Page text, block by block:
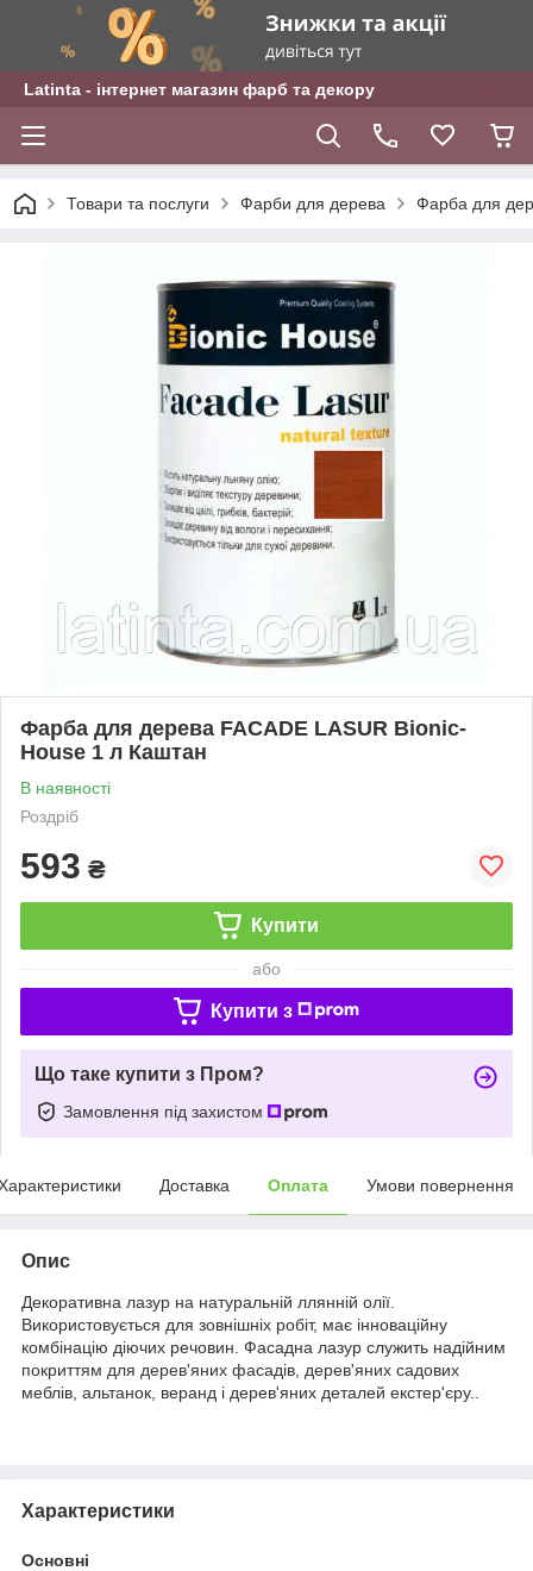
Latinta - інтернет магазин фарб та декору
Товари та послуги Фарби для дерева Фарба для
Фарба для дерева FACADE LASUR Bionic-
House 1 л Каштан
В наявності
Роздріб
593 ₴
Купити
або
Купити з
Що таке купити з Пром?
Замовлення під захистом
Доставка Оплата Умови повернення
Опис
Декоративна лазур на натуральній ллянній олії.
Використовується для зовнішніх робіт, має інноваційну
комбінацію діючих речовин. Фасадна лазур служить надійним
покриттям для дерев'яних фасадів, дерев'яних садових
меблів, альтанок, веранд і дерев'яних деталей екстер'єру..
Характеристики
Основні